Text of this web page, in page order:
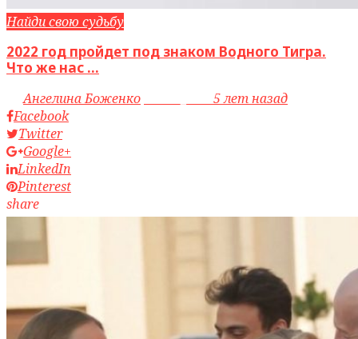
Найди свою судьбу
2022 год пройдет под знаком Водного Тигра.
Что же нас ...
byАнгелина Боженко
5 лет назад
Facebook
Twitter
Google+
LinkedIn
Pinterest
share